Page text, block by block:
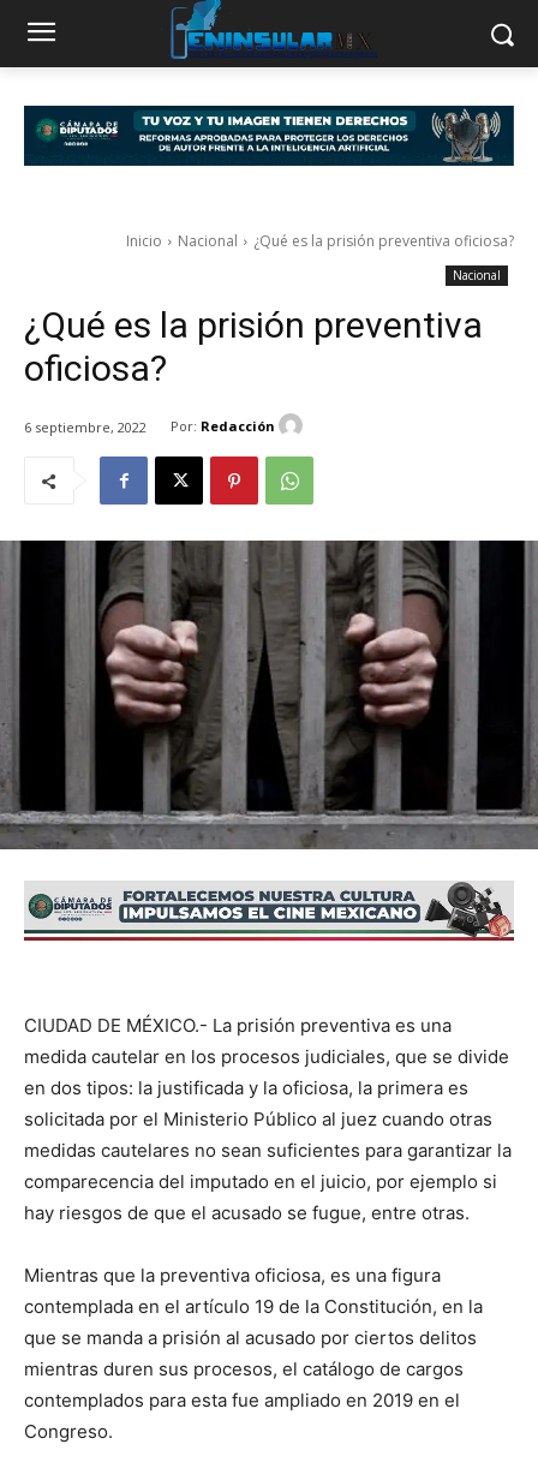
Inicio Nacional ¿Qué es la prisión preventiva oficiosa?
Nacional
¿Qué es la prisión preventiva
oficiosa?
6 septiembre, 2022 Por: Redacción
CIUDAD DE MÉXICO.- La prisión preventiva es una
medida cautelar en los procesos judiciales, que se divide
en dos tipos: la justificada y la oficiosa, la primera es
solicitada por el Ministerio Público al juez cuando otras
medidas cautelares no sean suficientes para garantizar la
comparecencia del imputado en el juicio, por ejemplo si
hay riesgos de que el acusado se fugue, entre otras.
Mientras que la preventiva oficiosa, es una figura
contemplada en el artículo 19 de la Constitución, en la
que se manda a prisión al acusado por ciertos delitos
mientras duren sus procesos, el catálogo de cargos
contemplados para esta fue ampliado en 2019 en el
Congreso.